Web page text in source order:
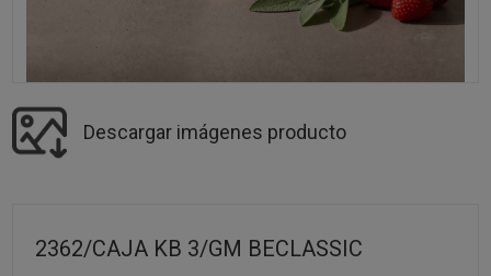
Descargar imágenes producto
2362/CAJA KB 3/GM BECLASSIC